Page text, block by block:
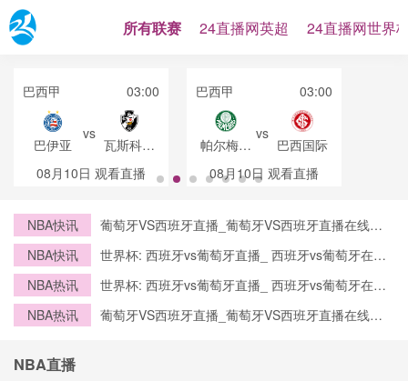
所有联赛 24直播网英超 24直播网世界
巴西甲 03:00
巴伊亚
vs
瓦斯科达
伽马
08月10日 观看直播
巴西甲 03:00
帕尔梅拉
斯
vs
巴西国际
08月10日 观看直播
NBA快讯
葡萄牙VS西班牙直播_葡萄牙VS西班牙直播在线观
NBA快讯
世界杯: 西班牙vs葡萄牙直播_ 西班牙vs葡萄牙在线
NBA热讯
世界杯: 西班牙vs葡萄牙直播_ 西班牙vs葡萄牙在线
NBA热讯
葡萄牙VS西班牙直播_葡萄牙VS西班牙直播在线观
NBA直播